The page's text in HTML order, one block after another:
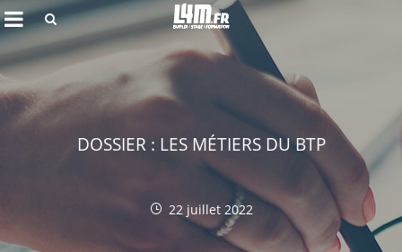
Rechercher
DOSSIER : LES MÉTIERS DU BTP
22 juillet 2022